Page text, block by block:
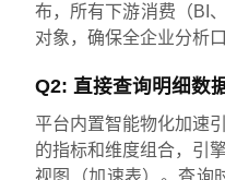
布，所有下游消费（BI
对象，确保全企业分析
Q2: 直接查询明细数
平台内置智能物化加速
的指标和维度组合，引
视图（加速表）。查询